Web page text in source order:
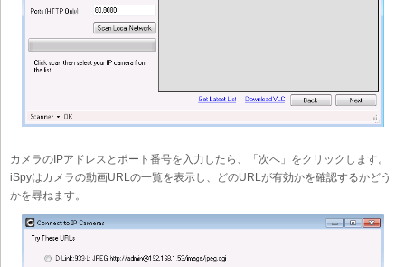
カメラのIPアドレスとポート番号を入力したら、「次へ」をクリックします。
iSpyはカメラの動画URLの一覧を表示し、どのURLが有効かを確認するかどう
かを尋ねます。